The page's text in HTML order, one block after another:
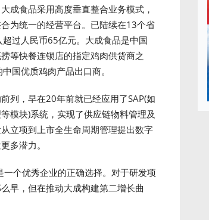
成食品采用高度垂直整合业务模式，
为统一的经营平台。已陆续在13个省
过人民币65亿元。大成食品是中国
等快餐连锁店的指定鸡肉供货商之
国优质鸡肉产品出口商。
列，早在20年前就已经应用了SAP(如
模块)系统，实现了供应链物料管理及
立项到上市全生命周期管理提出数字
多潜力。
个优秀企业的正确选择。对于研发项
早，但在推动大成构建第二增长曲